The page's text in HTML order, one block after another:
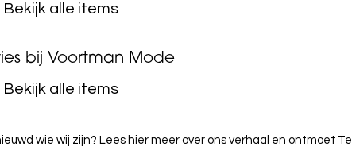
Bekijk alle items
bij Voortman Mode
Bekijk alle items
wie wij zijn? Lees hier meer over ons verhaal en ontmoet